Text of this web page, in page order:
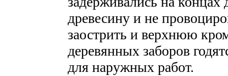
древесину и не
заострить и верхнюю
деревянных заборов
для наружных работ.